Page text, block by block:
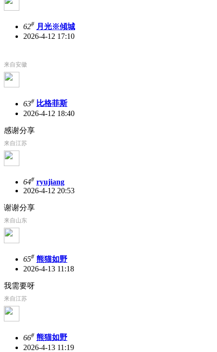
62# 月光※傾城
2026-4-12 17:10
来自安徽
63# 比格菲斯
2026-4-12 18:40
感谢分享
来自江苏
64# ryujiang
2026-4-12 20:53
谢谢分享
来自山东
65# 熊猫如野
2026-4-13 11:18
我需要呀
来自江苏
66# 熊猫如野
2026-4-13 11:19